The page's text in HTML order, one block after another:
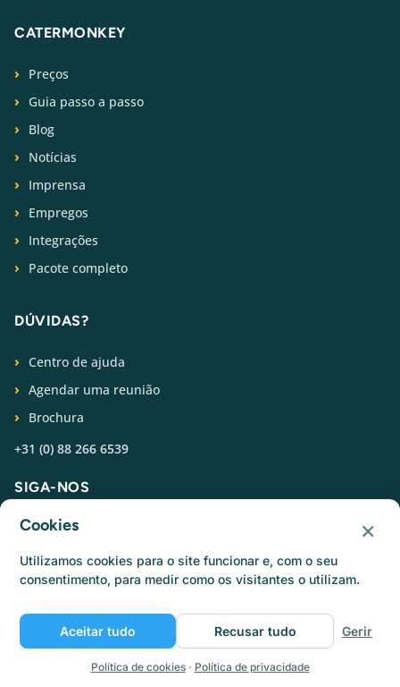
CATERMONKEY
Preços
Guia passo a passo
Blog
Notícias
Imprensa
Empregos
Integrações
Pacote completo
DÚVIDAS?
Centro de ajuda
Agendar uma reunião
Brochura
+31 (0) 88 266 6539
SIGA-NOS
© Catermonkey
Política de privacidade
Política de cookies
Termos de utilização
Cookies ×
Utilizamos cookies para o site funcionar e, com o seu
consentimento, para medir como os visitantes o utilizam.
Aceitar tudo Recusar tudo Gerir
Política de cookies· Política de privacidade